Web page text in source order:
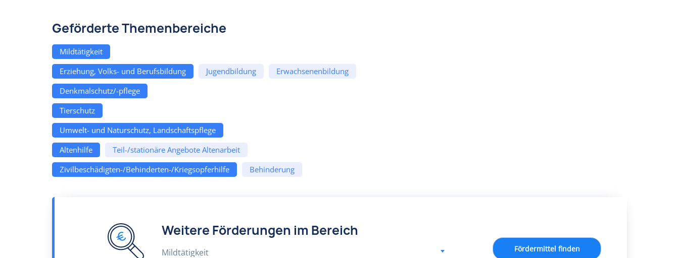
Geförderte Themenbereiche
Mildtätigkeit
Erziehung, Volks- und Berufsbildung
Jugendbildung
Erwachsenenbildung
Denkmalschutz/-pflege
Tierschutz
Umwelt- und Naturschutz, Landschaftspflege
Altenhilfe
Teil-/stationäre Angebote Altenarbeit
Zivilbeschädigten-/Behinderten-/Kriegsopferhilfe
Behinderung
Weitere Förderungen im Bereich
Mildtätigkeit Fördermittel finden